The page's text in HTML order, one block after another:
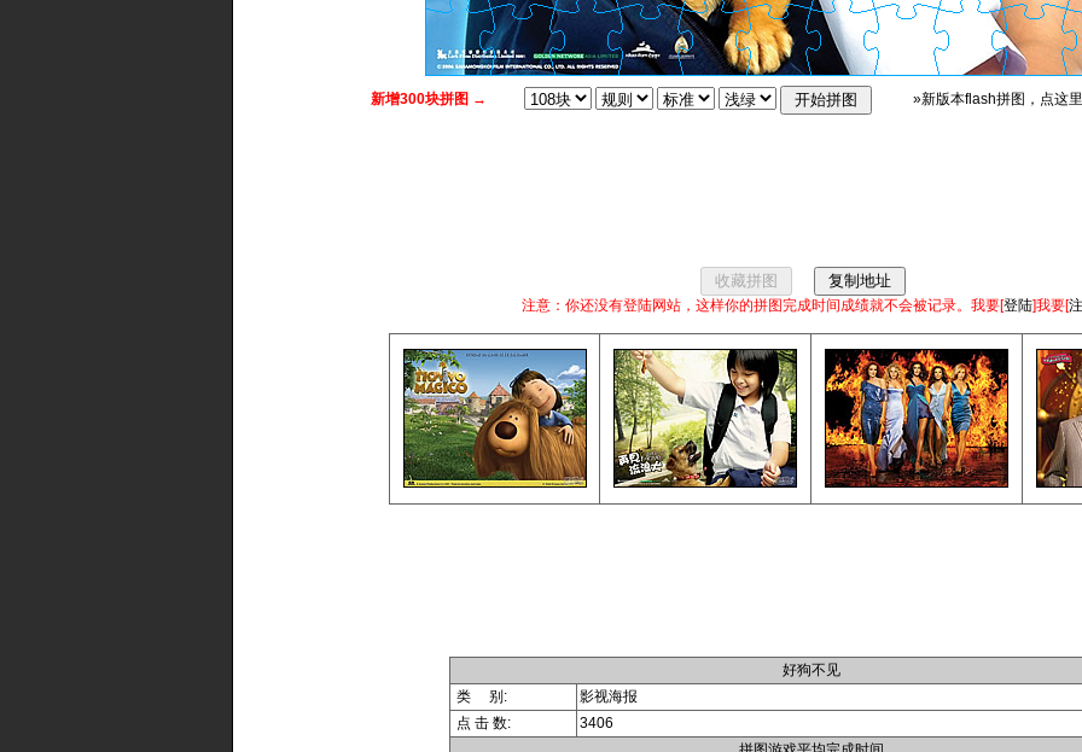
新增300块拼图 → »新版本flash拼图，点这里
注意：你还没有登陆网站，这样你的拼图完成时间成绩就不会被记录。我要[登陆]我要[
好狗不见
类 别:
影视海报
点 击 数:
3406